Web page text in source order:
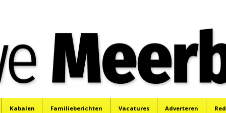
Kabalen Familieberichten Vacatures Adverteren